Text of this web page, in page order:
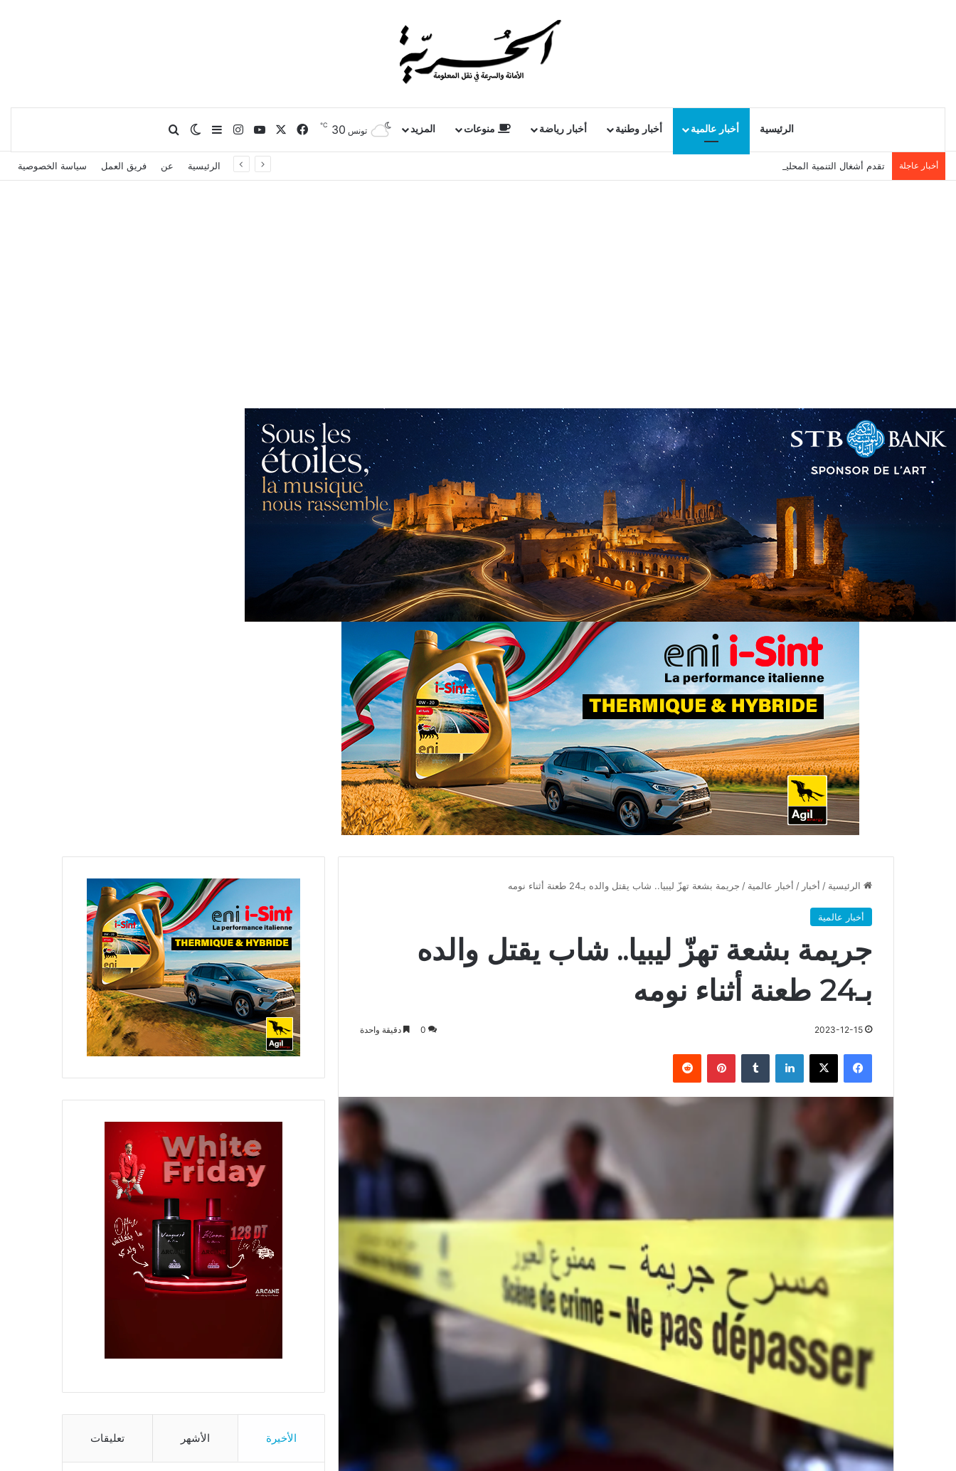
الرئيسية أخبار عالمية أخبار وطنية أخبار رياضة منوعات المزيد تونس 30
℃ فيسبوك يوتيوبانستقرامإضافة عمود جانبي
الوضع المظلم
بحث عن
أخبار عاجلة تقدم أشغال التنمية المحلية في سيدي حسين الرئيسية عن فريق العمل سياسة الخصوصية
الرئيسية / أخبار / أخبار عالمية / جريمة بشعة تهزّ ليبيا.. شاب يقتل والده بـ24 طعنة أثناء نومه
أخبار عالمية
جريمة بشعة تهزّ ليبيا.. شاب يقتل والده
بـ24 طعنة أثناء نومه
2023-12-15
0 دقيقة واحدة
فيسبوك X لينكدإن بينتيريست
الأخيرة الأشهر تعليقات